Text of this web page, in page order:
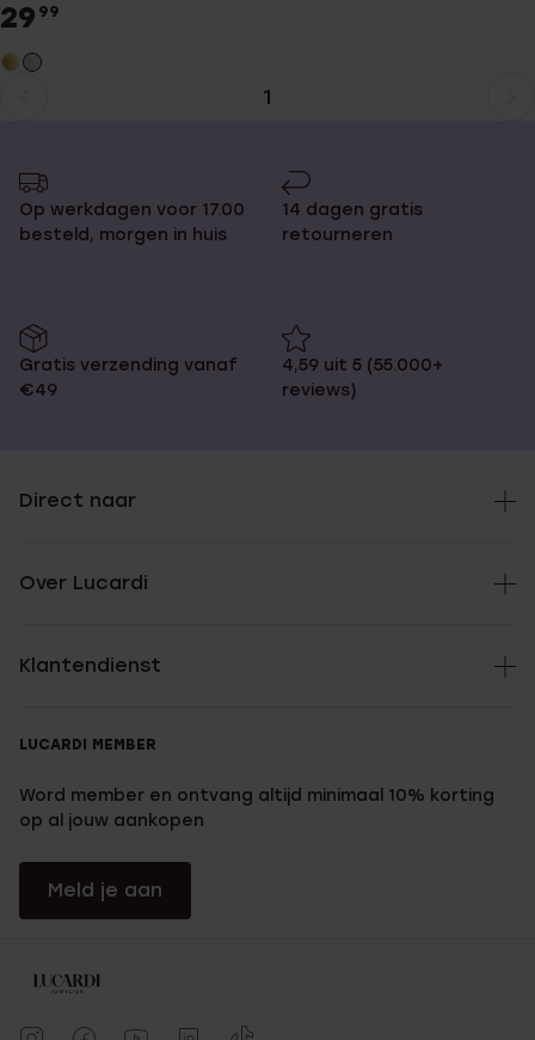
29 99
1
Op werkdagen voor 17.00
besteld, morgen in huis
14 dagen gratis
retourneren
Gratis verzending vanaf
€49
4,59 uit 5 (55.000+
reviews)
Direct naar
Over Lucardi
Klantendienst
LUCARDI MEMBER
Word member en ontvang altijd minimaal 10% korting
op al jouw aankopen
Meld je aan